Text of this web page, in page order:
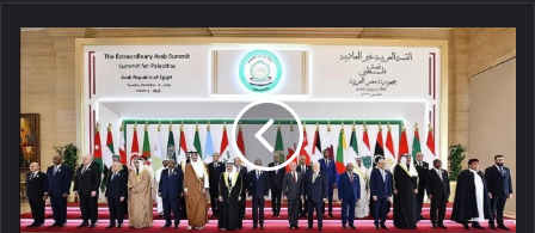
Avrupa’dan
Trump’a
Mısır’ın
Gazze
planına
destek
verdiler